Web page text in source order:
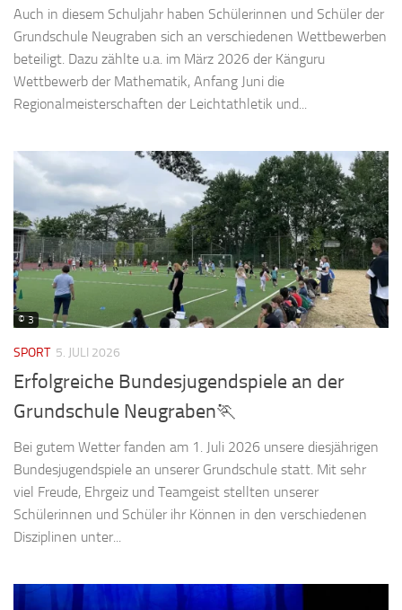
Auch in diesem Schuljahr haben Schülerinnen und Schüler der
Grundschule Neugraben sich an verschiedenen Wettbewerben
beteiligt. Dazu zählte u.a. im März 2026 der Känguru
Wettbewerb der Mathematik, Anfang Juni die
Regionalmeisterschaften der Leichtathletik und...
© 3
SPORT 5. JULI 2026
Erfolgreiche Bundesjugendspiele an der
Grundschule Neugraben🏃
Bei gutem Wetter fanden am 1. Juli 2026 unsere diesjährigen
Bundesjugendspiele an unserer Grundschule statt. Mit sehr
viel Freude, Ehrgeiz und Teamgeist stellten unserer
Schülerinnen und Schüler ihr Können in den verschiedenen
Disziplinen unter...